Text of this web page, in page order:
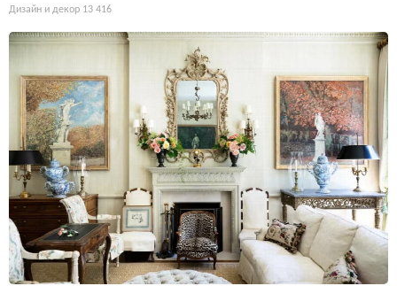
Дизайн и декор 13 416